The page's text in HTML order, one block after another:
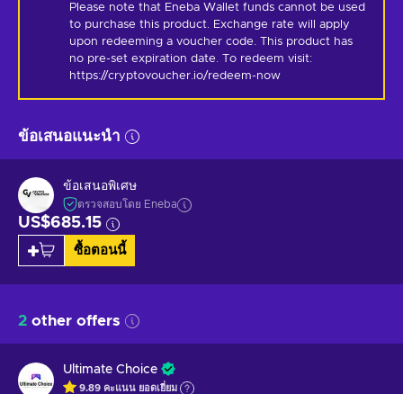
Please note that Eneba Wallet funds cannot be used
to purchase this product. Exchange rate will apply
upon redeeming a voucher code. This product has
no pre-set expiration date. To redeem visit:
https://cryptovoucher.io/redeem-now
ข้อเสนอแนะนำ
ข้อเสนอพิเศษ
ตรวจสอบโดย Eneba
US$685.15
ซื้อตอนนี้
2 other offers
Ultimate Choice
9.89 คะแนน ยอดเยี่ยม